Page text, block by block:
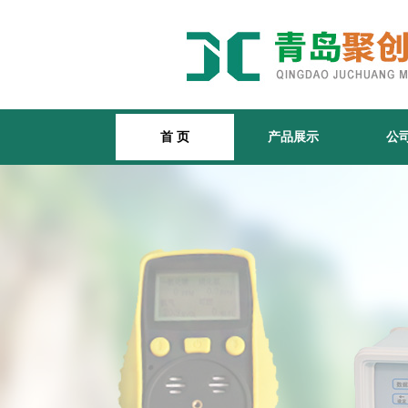
首 页 产品展示 公